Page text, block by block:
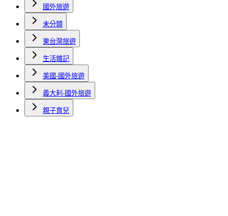
國外旅遊
未分類
東台灣旅遊
生活雜記
美國-國外旅遊
義大利-國外旅遊
親子育兒